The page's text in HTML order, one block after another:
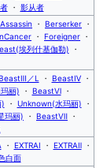
・ 影从者
Assassin ・ Berserker ・
・ Foreigner ・
埃列什基伽勒) ・
／L ・ BeastⅣ・
丽) ・ BeastⅥ・
) ・ Unknown(水玛丽) ・
玛丽) ・ BeastⅦ ・
・ EXTRAⅠ ・ EXTRAⅡ・
白面